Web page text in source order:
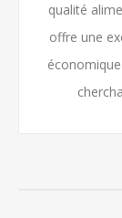
qualité
offre une